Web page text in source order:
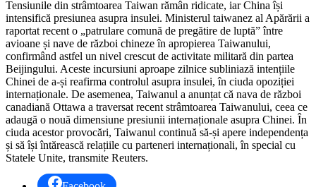
Tensiunile din strâmtoarea Taiwan rămân ridicate, iar China își
intensifică presiunea asupra insulei. Ministerul taiwanez al Apărării a
raportat recent o „patrulare comună de pregătire de luptă” între
avioane și nave de război chineze în apropierea Taiwanului,
confirmând astfel un nivel crescut de activitate militară din partea
Beijingului. Aceste incursiuni aproape zilnice subliniază intențiile
Chinei de a-și reafirma controlul asupra insulei, în ciuda opoziției
internaționale. De asemenea, Taiwanul a anunțat că nava de război
canadiană Ottawa a traversat recent strâmtoarea Taiwanului, ceea ce
adaugă o nouă dimensiune presiunii internaționale asupra Chinei. În
ciuda acestor provocări, Taiwanul continuă să-și apere independența
și să își întărească relațiile cu parteneri internaționali, în special cu
Statele Unite, transmite Reuters.